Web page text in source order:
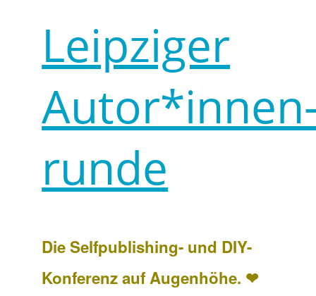
Leipziger
runde
Die Selfpublishing- und DIY-
Konferenz auf Augenhöhe. ❤